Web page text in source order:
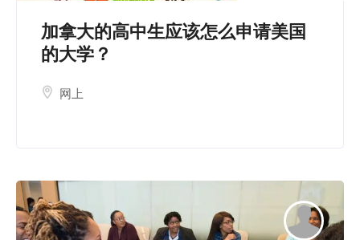
加拿大的高中生应该怎么申请美国
的大学？
网上